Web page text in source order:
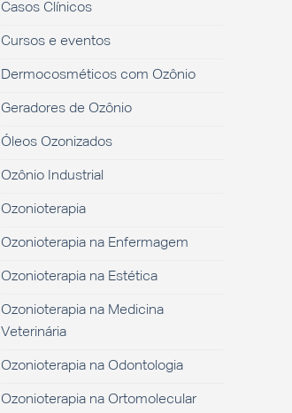
Casos Clínicos
Cursos e eventos
Dermocosméticos com Ozônio
Geradores de Ozônio
Óleos Ozonizados
Ozônio Industrial
Ozonioterapia
Ozonioterapia na Enfermagem
Ozonioterapia na Estética
Ozonioterapia na Medicina
Veterinária
Ozonioterapia na Odontologia
Ozonioterapia na Ortomolecular